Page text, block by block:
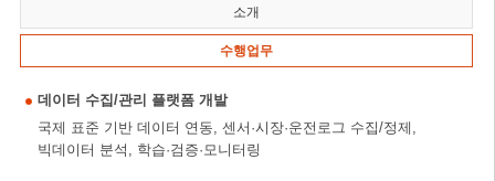
소개
수행업무
데이터 수집/관리 플랫폼 개발
국제 표준 기반 데이터 연동, 센서·시장·운전로그 수집/정제,
빅데이터 분석, 학습·검증·모니터링